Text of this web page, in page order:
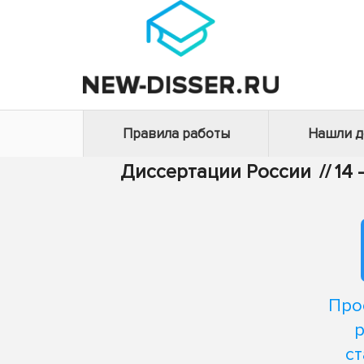
Правила работы Нашли
Диссертации России //14